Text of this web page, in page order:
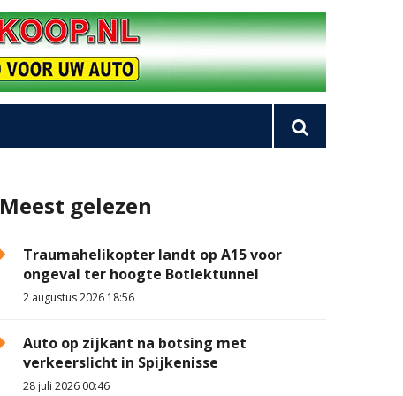
Meest gelezen
Traumahelikopter landt op A15 voor
ongeval ter hoogte Botlektunnel
2 augustus 2026 18:56
Auto op zijkant na botsing met
verkeerslicht in Spijkenisse
28 juli 2026 00:46